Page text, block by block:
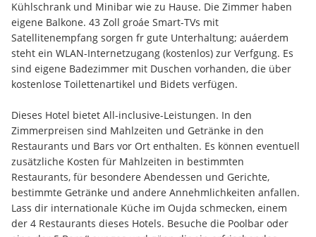
Kühlschrank und Minibar wie zu Hause. Die Zimmer haben
eigene Balkone. 43 Zoll groáe Smart-TVs mit
Satellitenempfang sorgen fr gute Unterhaltung; auáerdem
steht ein WLAN-Internetzugang (kostenlos) zur Verfgung. Es
sind eigene Badezimmer mit Duschen vorhanden, die über
kostenlose Toilettenartikel und Bidets verfügen.
Dieses Hotel bietet All-inclusive-Leistungen. In den
Zimmerpreisen sind Mahlzeiten und Getränke in den
Restaurants und Bars vor Ort enthalten. Es können eventuell
zusätzliche Kosten für Mahlzeiten in bestimmten
Restaurants, für besondere Abendessen und Gerichte,
bestimmte Getränke und andere Annehmlichkeiten anfallen.
Lass dir internationale Küche im Oujda schmecken, einem
der 4 Restaurants dieses Hotels. Besuche die Poolbar oder